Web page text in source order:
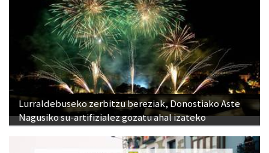
Lurraldebuseko zerbitzu bereziak, Donostiako Aste
Nagusiko su-artifizialez gozatu ahal izateko